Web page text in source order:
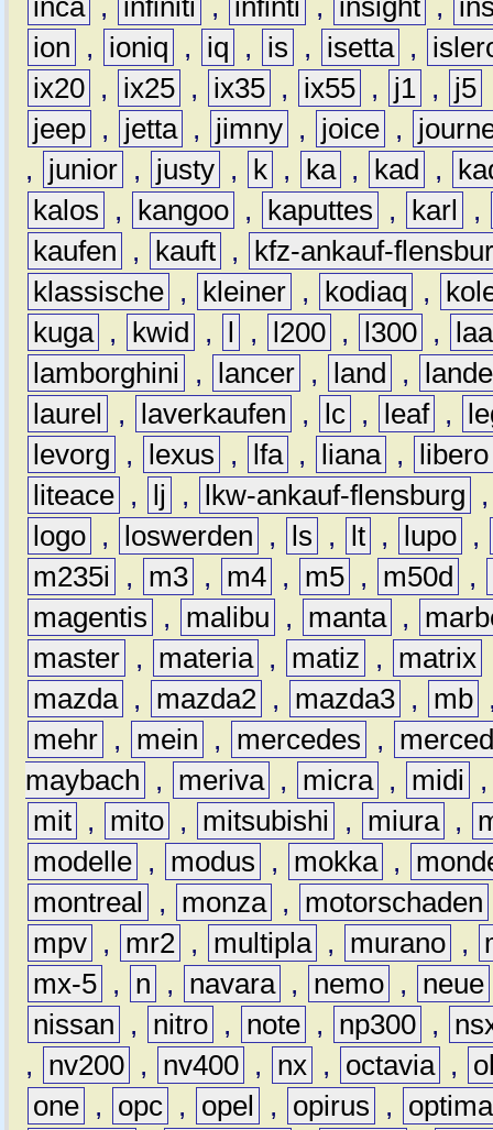
inca , infiniti , infinti , insight ,
ion
, ioniq , iq , is , isetta ,
ix20 , ix25 , ix35 , ix55 , j1 , j5
jeep , jetta , jimny , joice ,
,
junior , justy , k , ka , kad ,
kalos
, kangoo , kaputtes , karl
,
kaufen
, kauft ,
kfz-ankauf-
klassische , kleiner , kodiaq ,
kuga , kwid , , l200 , l300 ,
lamborghini
, lancer , land ,
laurel
, laverkaufen , lc , leaf ,
levorg
, lexus , lfa , liana ,
libero
liteace , lj , lkw-ankauf-flensburg
logo , loswerden , ls , lt , lupo ,
m235i
, m3 , m4 , m5 , m50d ,
magentis
, malibu , manta ,
master , materia , matiz , matrix
mazda , mazda2 , mazda3 , mb
mehr , mein , mercedes ,
maybach
, meriva , micra , midi
mit , mito , mitsubishi , miura ,
modelle , modus , mokka ,
montreal
, monza , motorschaden
mpv , mr2 , multipla , murano ,
mx-5 , n , navara , nemo , neue
nissan
, nitro , note , np300 ,
,
nv200 , nv400 , nx , octavia ,
one , opc , opel , opirus ,
optima